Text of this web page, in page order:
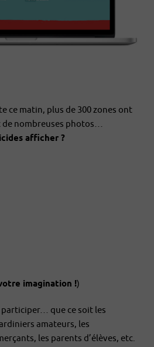
ce matin, plus de 300 zones ont
de nombreuses photos…
afficher ?
imagination !)
que ce soit les
amateurs, les
les parents d’élèves, etc.